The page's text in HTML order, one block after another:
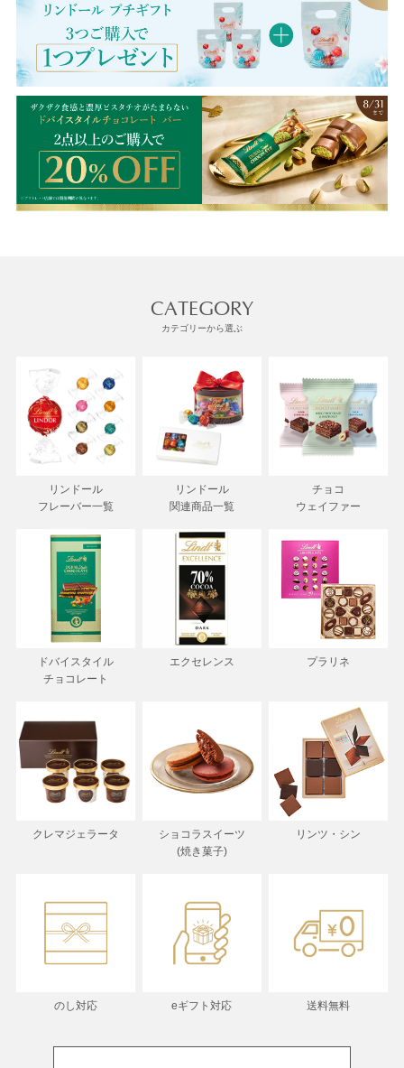
CATEGORY
カテゴリーから選ぶ
リンドール
フレーバー一覧
リンドール
関連商品一覧
チョコ
ウェイファー
ドバイスタイル
チョコレート
エクセレンス プラリネ
クレマジェラータ
ショコラスイーツ
(焼き菓子)
リンツ・シン
のし対応 eギフト対応 送料無料